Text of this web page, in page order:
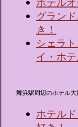
ホテル
グラン
き！
シェラ
イ・ホ
舞浜駅周辺のホテル大
ホテル